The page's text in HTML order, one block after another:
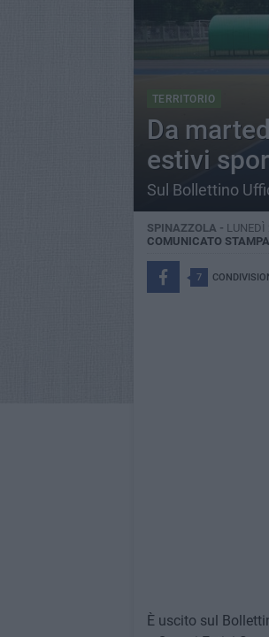
TERRITORIO
Da
estivi
Sul Bollettino
SPINAZZOLA - LUNEDÌ
COMUNICATO STAMPA
7
È uscito sul